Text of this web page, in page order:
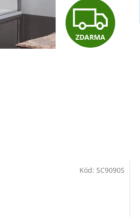
Z
D
M
ZDARMA
Kód: SC9090S